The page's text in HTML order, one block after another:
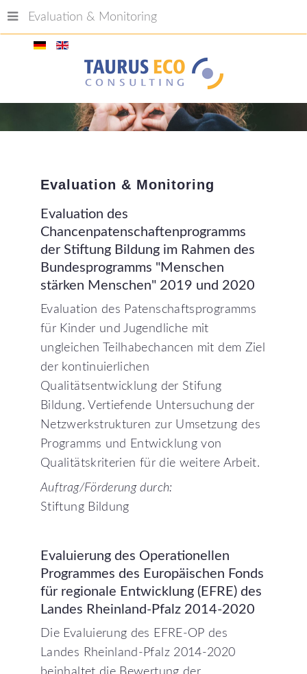
Evaluation & Monitoring
Evaluation & Monitoring
Evaluation des
Chancenpatenschaftenprogramms
der Stiftung Bildung im Rahmen des
Bundesprogramms "Menschen
stärken Menschen" 2019 und 2020
Evaluation des Patenschaftsprogramms
für Kinder und Jugendliche mit
ungleichen Teilhabechancen mit dem Ziel
der kontinuierlichen
Qualitätsentwicklung der Stifung
Bildung. Vertiefende Untersuchung der
Netzwerkstrukturen zur Umsetzung des
Programms und Entwicklung von
Qualitätskriterien für die weitere Arbeit.
Auftrag/Förderung durch:
Stiftung Bildung
Evaluierung des Operationellen
Programmes des Europäischen Fonds
für regionale Entwicklung (EFRE) des
Landes Rheinland-Pfalz 2014-2020
Die Evaluierung des EFRE-OP des
Landes Rheinland-Pfalz 2014-2020